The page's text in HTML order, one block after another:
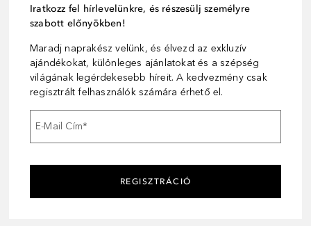
Iratkozz fel hírlevelünkre, és részesülj személyre
szabott előnyökben!
Maradj naprakész velünk, és élvezd az exkluzív
ajándékokat, különleges ajánlatokat és a szépség
világának legérdekesebb híreit. A kedvezmény csak
regisztrált felhasználók számára érhető el.
E-Mail Cím*
REGISZTRÁCIÓ